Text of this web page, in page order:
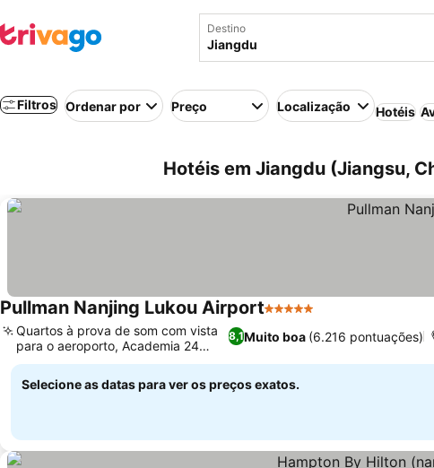
Destino
Filtros Ordenar por Preço Localização Hotéis
Hotéis em Jiangdu (Jiangsu,
Pullman Nanjing Lukou Airport5 Estrelas
8,1Muito boa (6.216 pontuações)
Quartos à prova de som com vista
para o aeroporto, Academia 24
horas
Selecione as datas para ver os preços exatos.